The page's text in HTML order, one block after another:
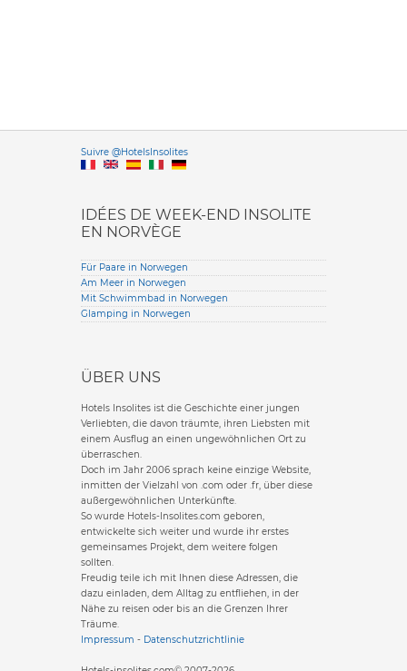
Suivre @HotelsInsolitesVersione
IDÉES DE WEEK-END INSOLITE
EN NORVÈGE
Für Paare in Norwegen
Am Meer in Norwegen
Mit Schwimmbad in Norwegen
Glamping in Norwegen
ÜBER UNS
Hotels Insolites ist die Geschichte einer jungen
Verliebten, die davon träumte, ihren Liebsten mit
einem Ausflug an einen ungewöhnlichen Ort zu
überraschen.
Doch im Jahr 2006 sprach keine einzige Website,
inmitten der Vielzahl von .com oder .fr, über diese
außergewöhnlichen Unterkünfte.
So wurde Hotels-Insolites.com geboren,
entwickelte sich weiter und wurde ihr erstes
gemeinsames Projekt, dem weitere folgen
sollten.
Freudig teile ich mit Ihnen diese Adressen, die
dazu einladen, dem Alltag zu entfliehen, in der
Nähe zu reisen oder bis an die Grenzen Ihrer
Träume.
Impressum - Datenschutzrichtlinie